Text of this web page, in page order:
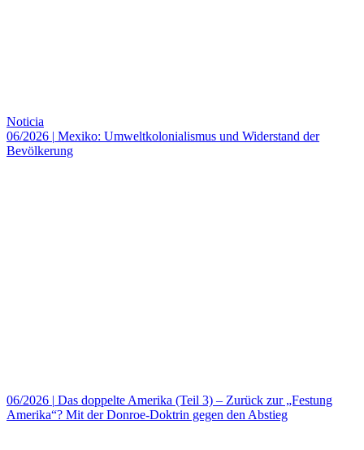
Noticia
06/2026 | Mexiko: Umweltkolonialismus und Widerstand der
Bevölkerung
06/2026 | Das doppelte Amerika (Teil 3) – Zurück zur „Festung
Amerika“? Mit der Donroe-Doktrin gegen den Abstieg